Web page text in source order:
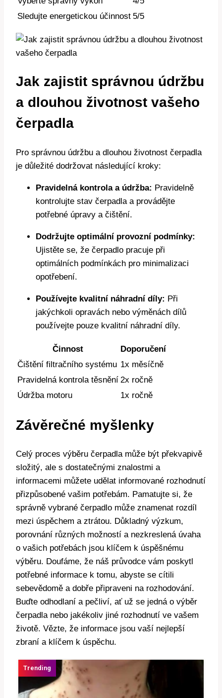
Sledujte energetickou účinnost 5/5
Jak zajistit správnou údržbu
a dlouhou životnost vašeho
čerpadla
Pro správnou údržbu a dlouhou životnost čerpadla
je důležité dodržovat následující kroky:
Pravidelná kontrola a údržba: Pravidelně
kontrolujte stav čerpadla a provádějte
potřebné úpravy a čištění.
Dodržujte optimální provozní podmínky:
Ujistěte se, že čerpadlo pracuje při
optimálních podmínkách pro minimalizaci
opotřebení.
Používejte kvalitní náhradní díly: Při
jakýchkoli opravách nebo výměnách dílů
používejte pouze kvalitní náhradní díly.
Činnost
Doporučení
Čištění filtračního systému 1x měsíčně
Pravidelná kontrola těsnění 2x ročně
Údržba motoru
1x ročně
Závěrečné myšlenky
Celý proces výběru čerpadla může být překvapivě
složitý, ale s dostatečnými znalostmi a
informacemi můžete udělat informované rozhodnutí
přizpůsobené vašim potřebám. Pamatujte si, že
správně vybrané čerpadlo může znamenat rozdíl
mezi úspěchem a ztrátou. Důkladný výzkum,
porovnání různých možností a nezkreslená úvaha
o vašich potřebách jsou klíčem k úspěšnému
výběru. Doufáme, že náš průvodce vám poskytl
potřebné informace k tomu, abyste se cítili
sebevědomě a dobře připraveni na rozhodování.
Buďte odhodlaní a pečliví, ať už se jedná o výběr
čerpadla nebo jakékoliv jiné rozhodnutí ve vašem
životě. Vězte, že informace jsou vaší nejlepší
zbraní a klíčem k úspěchu.